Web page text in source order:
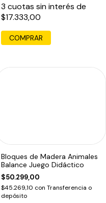
3 cuotas sin interés de
$17.333,00
COMPRAR
Bloques de Madera Animales
Balance Juego Didáctico
$50.299,00
$45.269,10 con Transferencia o
depósito